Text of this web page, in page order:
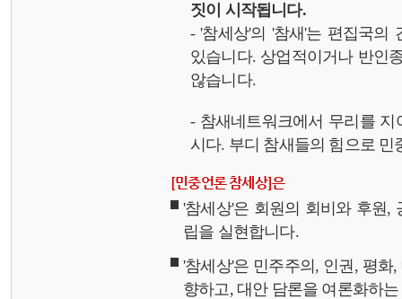
짓이 시작됩니다.
- '참세상'의 '참새'는 편집국의
있습니다. 상업적이거나 반인
않습니다.
- 참새네트워크에서 무리를
시다. 부디 참새들의 힘으로 민
[민중언론 참세상]은
'참세상'은 회원의 회비와 후원,
립을 실현합니다.
'참세상'은 민주주의, 인권, 평
향하고, 대안 담론을 여론화하